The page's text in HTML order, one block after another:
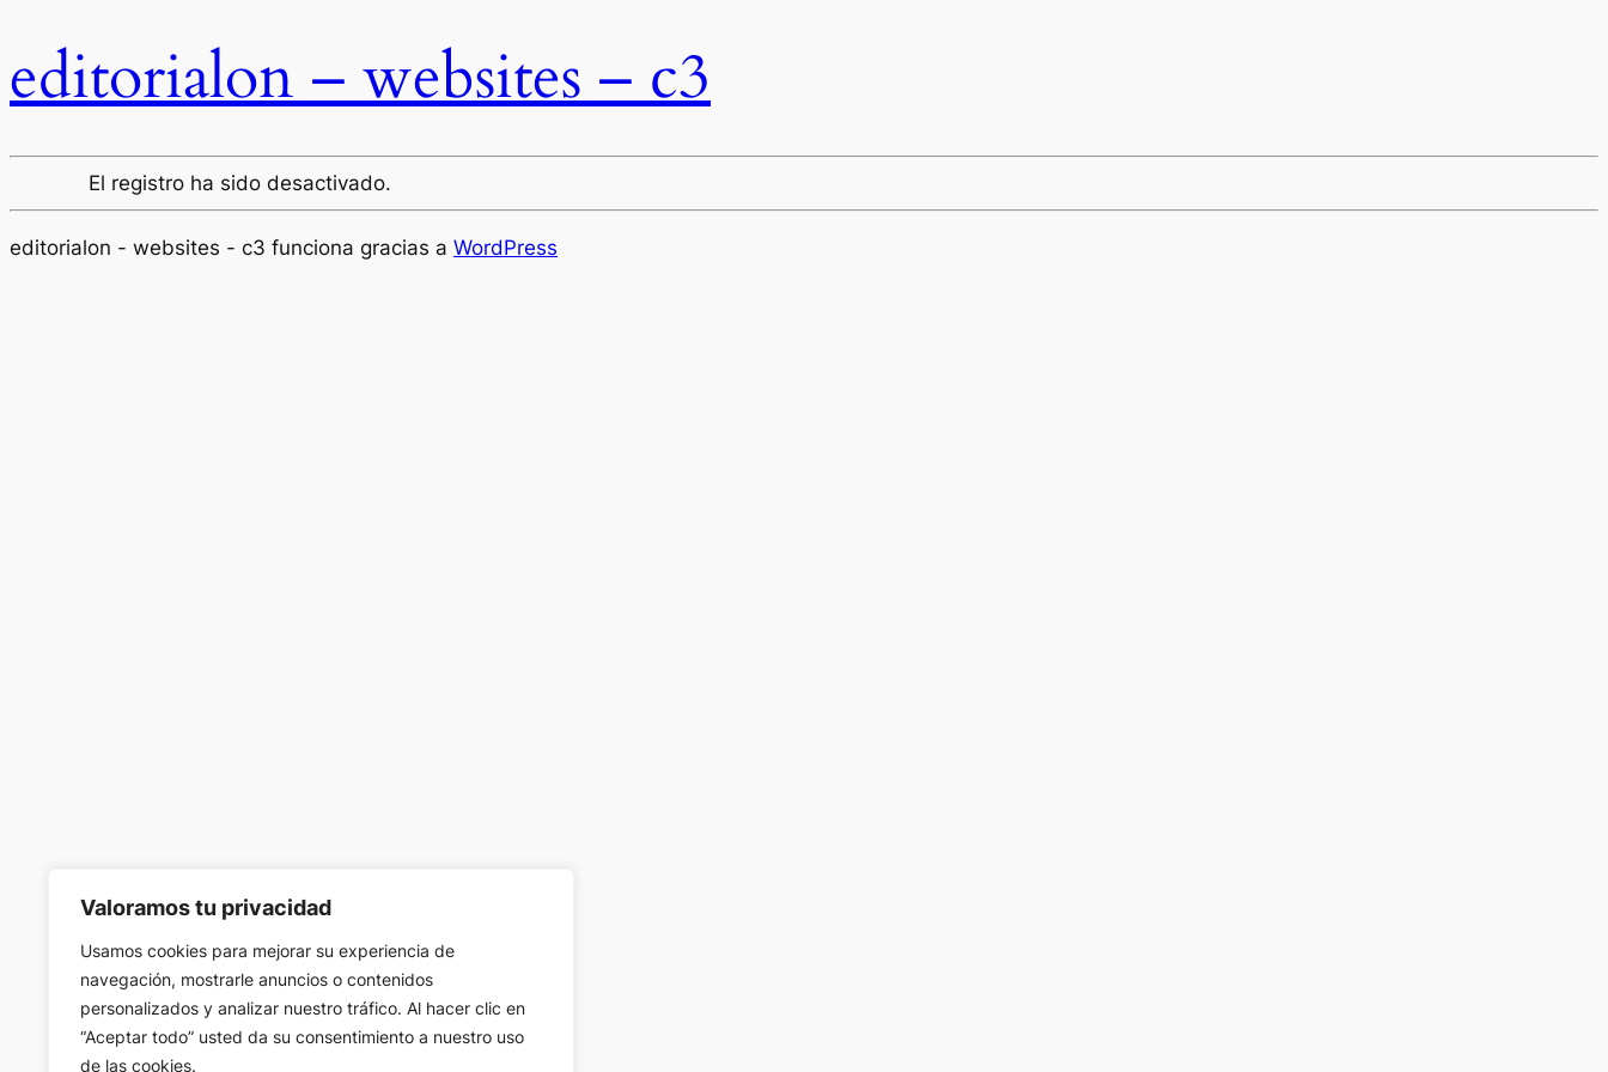
Valoramos tu privacidad
Usamos cookies para mejorar su experiencia de
navegación, mostrarle anuncios o contenidos
personalizados y analizar nuestro tráfico. Al hacer clic en
“Aceptar todo” usted da su consentimiento a nuestro uso
de las cookies.
editorialon – websites – c3
El registro ha sido desactivado.
editorialon - websites - c3 funciona gracias a WordPress